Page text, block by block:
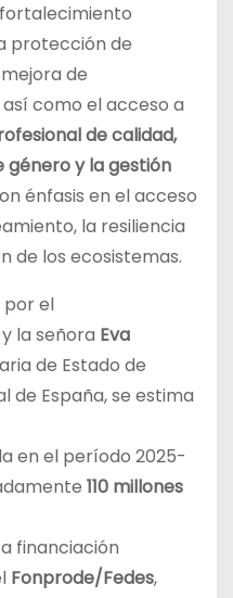
protección de
de
así como el acceso a
de calidad,
género y la gestión
énfasis en el acceso
la resiliencia
de los ecosistemas.
por el
y la señora Eva
de Estado de
de España, se estima
en el período 2025-
110 millones
financiación
Fonprode/Fedes,